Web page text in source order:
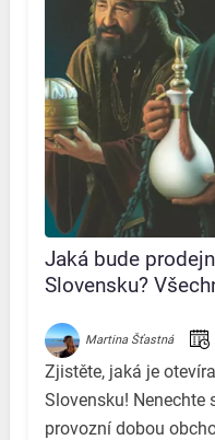
Jaká bude
Slovensku?
Martina Šťastná
Zjistěte, jaká je
Slovensku! Nenechte
provozní dobou